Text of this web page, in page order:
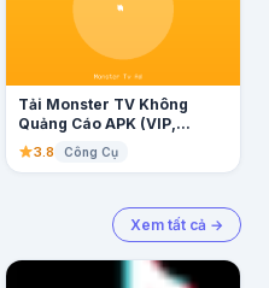
Tải Monster TV Không
Quảng Cáo APK (VIP,...
3.8 Công Cụ
Xem tất cả →